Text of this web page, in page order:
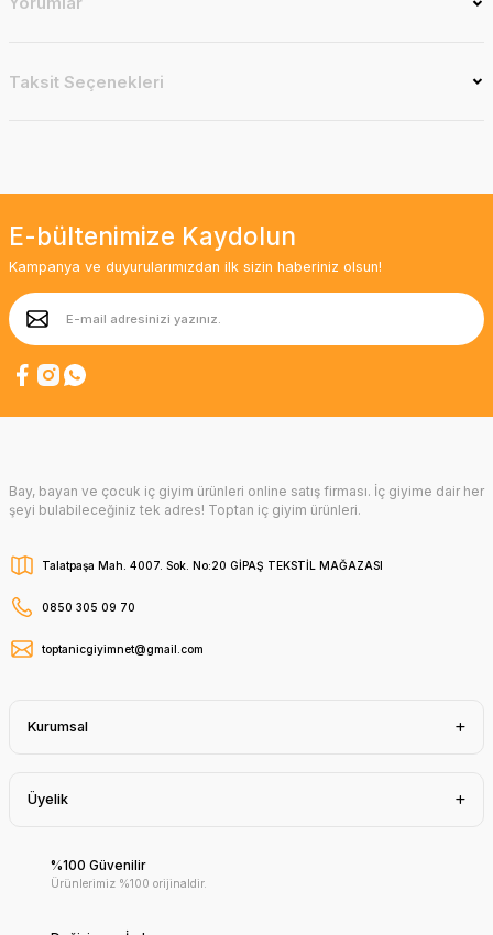
Taksit Seçenekleri
E-bültenimize Kaydolun
Kampanya ve duyurularımızdan ilk sizin haberiniz olsun!
Bay, bayan ve çocuk iç giyim ürünleri online satış firması. İç giyime dair her
şeyi bulabileceğiniz tek adres! Toptan iç giyim ürünleri.
Talatpaşa Mah. 4007. Sok. No:20 GİPAŞ TEKSTİL MAĞAZASI
0850 305 09 70
toptanicgiyimnet@gmail.com
Kurumsal
Üyelik
%100 Güvenilir
Ürünlerimiz %100 orijinaldir.